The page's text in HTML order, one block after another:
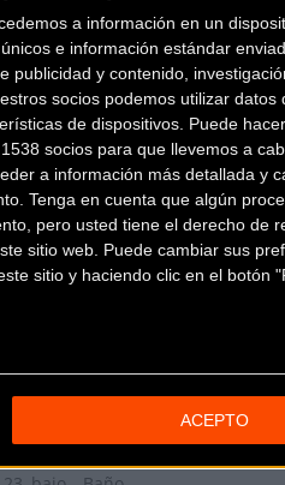
a información en un
e información estándar
publicidad y contenido,
socios podemos utilizar datos
de dispositivos. Puede
socios para que llevemos a
a información más detallada y
Tenga en cuenta que algún
pero usted tiene el derecho de
sitio web. Puede cambiar sus
sitio y haciendo clic en el botón
ACEPTO
(A coruña)
O